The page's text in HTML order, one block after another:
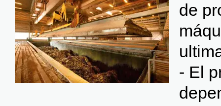
de
- El